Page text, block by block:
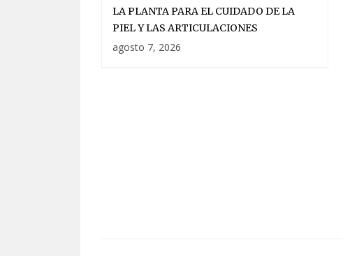
LA PLANTA PARA EL CUIDADO DE LA
PIEL Y LAS ARTICULACIONES
agosto 7, 2026